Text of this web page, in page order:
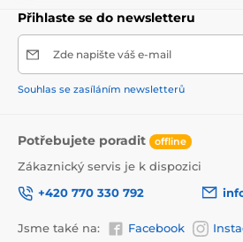
sportovní verzi proti
z hluboké na sportovní verzi.
Rozměry kočárku:
Výška sportovní verze 72 cm
Šířka 36 cm
Rozpětí rukojeťi 44-80 cm
Šířka sedáku 26 cm
Přihlaste se do newsletteru
Zde napište váš e-mail
Souhlas se zasíláním newsletterů
Potřebujete poradit offline
Zákaznický servis je k dispozici
+420 770 330 792
Jsme také na: Facebook